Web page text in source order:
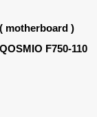
motherboard )
F750-110